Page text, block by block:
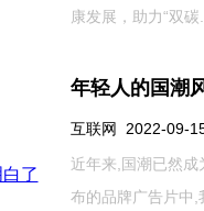
康发展，助力“双
年轻人的国潮
互联网 2022-09-
近年来,国潮已然
布的品牌广告片中